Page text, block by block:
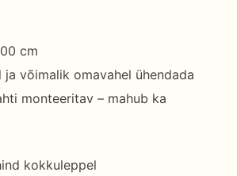
cm
võimalik omavahel ühendada
monteeritav – mahub ka
kokkuleppel